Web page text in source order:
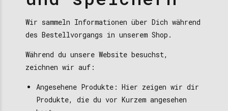
Wir sammeln Informationen über Dich während
des Bestellvorgangs in unserem Shop.
Während du unsere Website besuchst,
zeichnen wir auf:
Angesehene Produkte: Hier zeigen wir dir
Produkte, die du vor Kurzem angesehen